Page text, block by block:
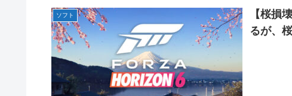
【名探偵プリキュア】明智が変身できた理由、謎すぎる…
欧州「日本だけ反則だろ…」 世界の『日本びいき』にヨーロッ
【艦これ】E5-4をウイニングランって言ったやつ誰や
【画像】ハンターハンターの人気キャラ3人、メイドフィギュア
【ウマ娘】セイちゃんの攻撃力を見よ！！！
大日本帝国陸軍「侵攻できたとして、食糧どうすんだよ」大本営
【NBA】エンビードが新シーズンに向けての好調ぶりを披露 な
「Sゴーゴージャグラー4KT（北電子）」「Lライザのアトリエ
伊藤裕樹、次戦勝利でタイトルマッチへ
ソフト
【桜損
るが、